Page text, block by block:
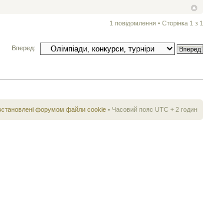
1 повідомлення • Сторінка 1 з 1
Вперед:
форумом файли cookie • Часовий пояс UTC + 2 годин